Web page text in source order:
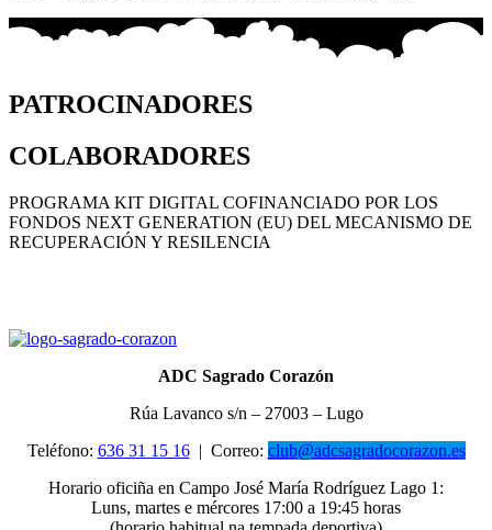
PATROCINADORES
COLABORADORES
PROGRAMA KIT DIGITAL COFINANCIADO POR LOS
FONDOS NEXT GENERATION (EU) DEL MECANISMO DE
RECUPERACIÓN Y RESILENCIA
ADC Sagrado Corazón
Rúa Lavanco s/n – 27003 – Lugo
Teléfono: 636 31 15 16| Correo: club@adcsagradocorazon.es
Horario oficiña en Campo José María Rodríguez Lago 1:
Luns, martes e mércores 17:00 a 19:45 horas